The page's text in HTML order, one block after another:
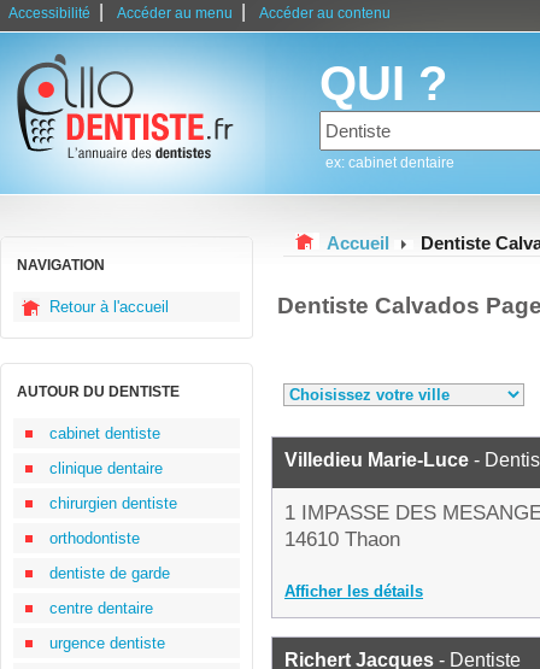
Accessibilité Accéder au menu Accéder au contenu
QUI ?
ex: cabinet dentaire
NAVIGATION
Retour à l'accueil
AUTOUR DU DENTISTE
cabinet dentiste
clinique dentaire
chirurgien dentiste
orthodontiste
dentiste de garde
centre dentaire
urgence dentiste
Accueil Dentiste
Dentiste Calvados
Villedieu Marie-Luce -
1 IMPASSE DES
14610 Thaon
Afficher les détails
Richert Jacques - Dentiste